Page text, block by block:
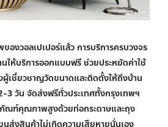
องวอลเปเปอร์แล้ว การบริการครบวงจร
ให้บริการออกแบบฟรี ช่วยประหยัดค่าใช้
เชี่ยวชาญวัดขนาดและติดตั้งให้ถึงบ้าน
3 วัน จัดส่งฟรีทั่วประเทศทั้งกรุงเทพฯ
ณฑ์คุณภาพสูงด้วยท่อกระดาษและถุง
ส่งสินค้าไม่เกิดความเสียหายนั่นเอง